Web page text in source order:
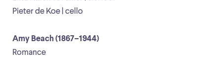
Pieter de Koe | cello
Amy Beach (1867–1944)
Romance